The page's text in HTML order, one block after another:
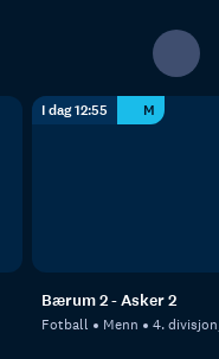
I dag 12:55 M
Bærum 2 - Asker 2
Fotball Menn 4.